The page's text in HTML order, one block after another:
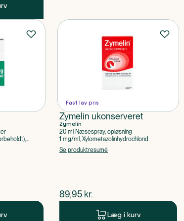
Fast lav pris
Zymelin ukonserveret
Zymelin
20 ml Næsespray, opløsning
1 mg/ml, Xylometazolinhydrochlorid
Se produktresumé
$nuværende pris
89,95 kr.
Læg i kurv